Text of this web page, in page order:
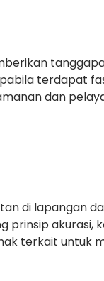
terdapat
dan
di lapangan
prinsip akurasi,
terkait untuk